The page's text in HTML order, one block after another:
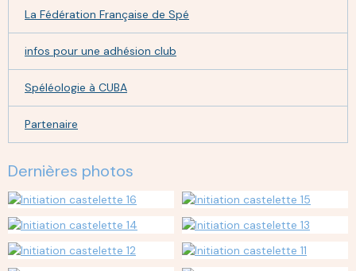
La Fédération Française de Spé
infos pour une adhésion club
Spéléologie à CUBA
Partenaire
Dernières photos